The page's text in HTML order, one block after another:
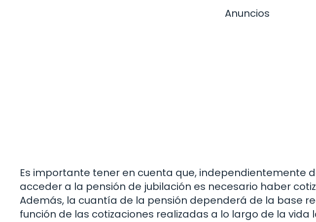
Anuncios
Es importante tener en cuenta que, independientemente
acceder a la pensión de jubilación es necesario haber
Además, la cuantía de la pensión dependerá de la base
función de las cotizaciones realizadas a lo largo de la vida